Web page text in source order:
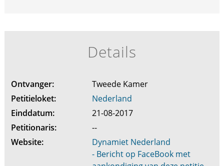
Details
Ontvanger:
Tweede Kamer
Petitieloket:
Nederland
Einddatum:
21-08-2017
Petitionaris:
--
Website:
Dynamiet Nederland
- Bericht op FaceBook met